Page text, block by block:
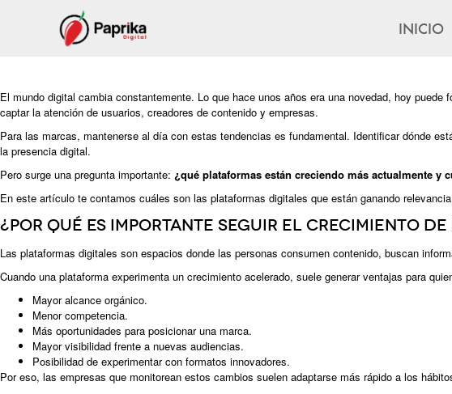
INICIO
El mundo digital cambia constantemente. Lo que hace unos años era una novedad, hoy
captar la atención de usuarios, creadores de contenido y empresas.
Para las marcas, mantenerse al día con estas tendencias es fundamental. Identificar dónde
la presencia digital.
Pero surge una pregunta importante: ¿qué plataformas están creciendo más actualmente y
En este artículo te contamos cuáles son las plataformas digitales que están ganando
¿Por qué es importante seguir el crecimiento
Las plataformas digitales son espacios donde las personas consumen contenido, buscan
Cuando una plataforma experimenta un crecimiento acelerado, suele generar ventajas para
Mayor alcance orgánico.
Menor competencia.
Más oportunidades para posicionar una marca.
Mayor visibilidad frente a nuevas audiencias.
Posibilidad de experimentar con formatos innovadores.
Por eso, las empresas que monitorean estos cambios suelen adaptarse más rápido a los